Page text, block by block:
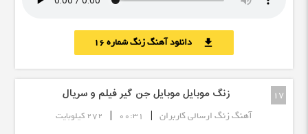
download دانلود آهنگ زنگ شماره 16
17 زنگ موبایل موبایل جن گیر فیلم و سریال
آهنگ زنگ ارسالی کاربران |
00:31
| 272 کیلوبایت